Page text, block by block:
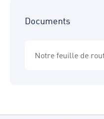
Documents